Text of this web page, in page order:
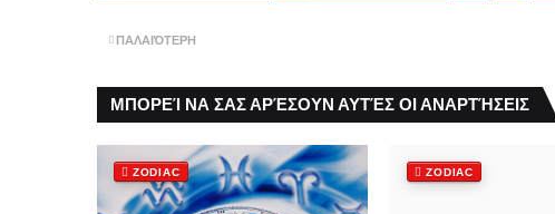
ΠΑΛΑΙΌΤΕΡΗ
ΜΠΟΡΕΊ ΝΑ ΣΑΣ ΑΡΈΣΟΥΝ ΑΥΤΈΣ ΟΙ ΑΝΑΡΤΉΣΕΙΣ
ZODIAC ZODIAC